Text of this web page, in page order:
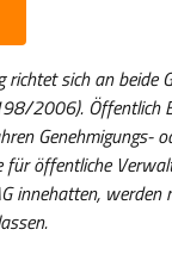
richtet sich an beide
2006). Öffentlich
Genehmigungs-
für öffentliche
innehatten, werden